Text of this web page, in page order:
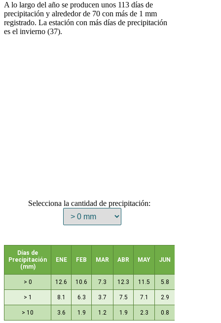
A lo largo del año se producen unos 113 días de
precipitación y alrededor de 70 con más de 1 mm
registrado. La estación con más días de precipitación
es el invierno (37).
Selecciona la cantidad de precipitación:
Días de
Precipitación
(mm)
ENE FEB MAR ABR MAY JUN
> 0 12.6 10.6 7.3 12.3 11.5 5.8
> 1 8.1 6.3 3.7 7.5 7.1 2.9
> 10 3.6 1.9 1.2 1.9 2.3 0.8